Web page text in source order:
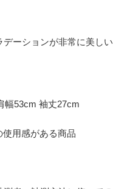
ーションが非常に美しい
幅53cm 袖丈27cm
用感がある商品